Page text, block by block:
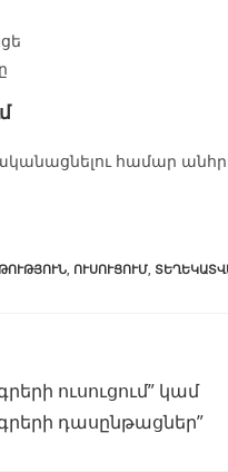
համար
, ՈՒՍՈՒՑՈՒՄ,
ուսուցում” կամ
դասընթացներ”